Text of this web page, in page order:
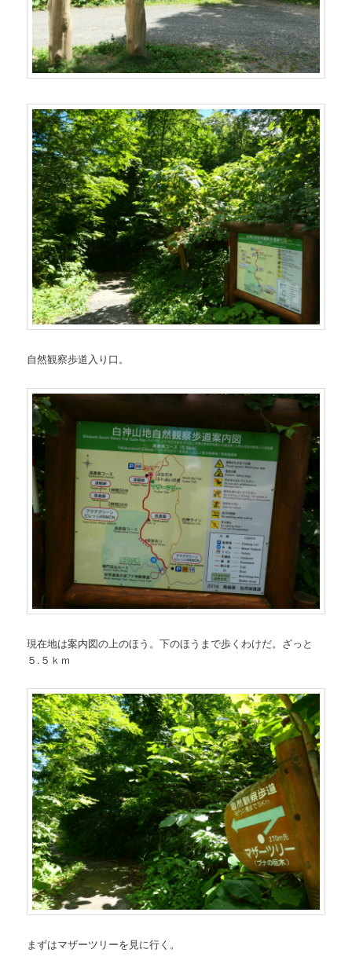
自然観察歩道入り口。
現在地は案内図の上のほう。下のほうまで歩くわけだ。ざっと
５.５ｋｍ
まずはマザーツリーを見に行く。